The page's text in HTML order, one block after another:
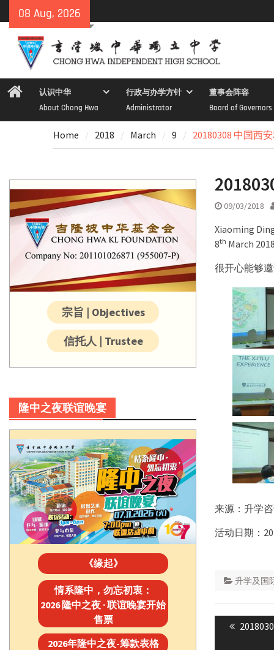
to
content
08 Aug, 2026
Home认识中华
About Chong Hwa
行政与办学方针
Administrator
董事会阵容
Board of Governors
Home 2018 March 9 20180308 中国西
09/03/2018
Xiaoming
8th March
很开心能够
来源：升学
活动日期：
升学及国
Post
宗旨 | Objectives
信托人 | Trustee
隆中之夜联谊晚宴
《缘起》
情系隆中，勿忘初衷：
2026 隆中之夜 · 联谊晚宴开始
售票
2026年隆中之夜-筹款表格